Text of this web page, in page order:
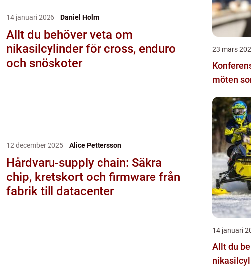
14 januari 2026 Daniel Holm
Allt du behöver veta om
nikasilcylinder för cross, enduro
och snöskoter
12 december 2025 Alice Pettersson
Hårdvaru-supply chain: Säkra
chip, kretskort och firmware från
fabrik till datacenter
23 mars
möten
14 januari
Allt du